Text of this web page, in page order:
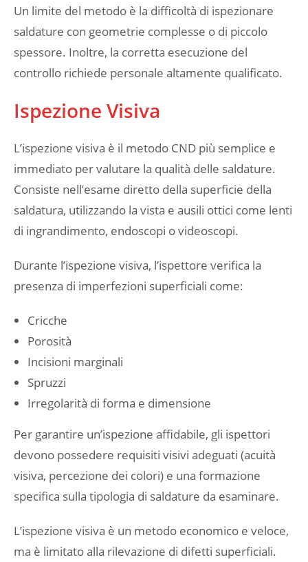
Un limite del metodo è la difficoltà di ispezionare
saldature con geometrie complesse o di piccolo
spessore. Inoltre, la corretta esecuzione del
controllo richiede personale altamente qualificato.
Ispezione Visiva
L’ispezione visiva è il metodo CND più semplice e
immediato per valutare la qualità delle saldature.
Consiste nell’esame diretto della superficie della
saldatura, utilizzando la vista e ausili ottici come lenti
di ingrandimento, endoscopi o videoscopi.
Durante l’ispezione visiva, l’ispettore verifica la
presenza di imperfezioni superficiali come:
Cricche
Porosità
Incisioni marginali
Spruzzi
Irregolarità di forma e dimensione
Per garantire un’ispezione affidabile, gli ispettori
devono possedere requisiti visivi adeguati (acuità
visiva, percezione dei colori) e una formazione
specifica sulla tipologia di saldature da esaminare.
L’ispezione visiva è un metodo economico e veloce,
ma è limitato alla rilevazione di difetti superficiali.